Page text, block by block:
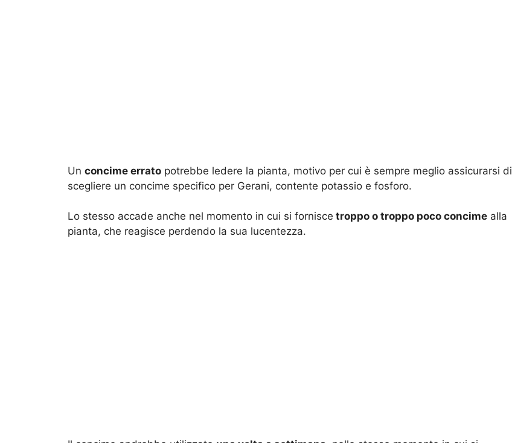
Un concime errato potrebbe ledere la pianta, motivo per cui è sempre meglio assicurarsi di
scegliere un concime specifico per Gerani, contente potassio e fosforo.
Lo stesso accade anche nel momento in cui si fornisce troppo o troppo poco concime alla
pianta, che reagisce perdendo la sua lucentezza.